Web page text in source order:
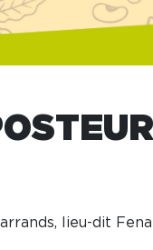
lieu-dit